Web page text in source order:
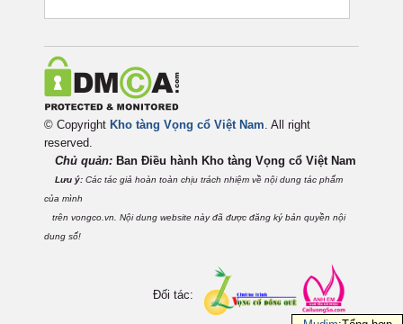
© Copyright Kho tàng Vọng cổ Việt Nam. All right
reserved.
Chủ quản: Ban Điều hành Kho tàng Vọng cổ Việt Nam
Lưu ý: Các tác giả hoàn toàn chịu trách nhiệm về nội dung tác phẩm
của mình
trên vongco.vn. Nội dung website này đã được đăng ký bản quyền nội
dung số!
Đối tác: